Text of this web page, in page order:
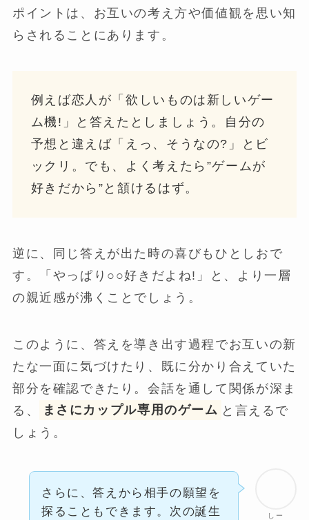
ポイントは、お互いの考え方や価値観を思い知
らされることにあります。
例えば恋人が「欲しいものは新しいゲー
ム機!」と答えたとしましょう。自分の
予想と違えば「えっ、そうなの?」とビ
ックリ。でも、よく考えたら”ゲームが
好きだから”と頷けるはず。
逆に、同じ答えが出た時の喜びもひとしおで
す。「やっぱり○○好きだよね!」と、より一層
の親近感が沸くことでしょう。
このように、答えを導き出す過程でお互いの新
たな一面に気づけたり、既に分かり合えていた
部分を確認できたり。会話を通して関係が深ま
る、
まさにカップル専用のゲーム と言えるで
しょう。
しー
さらに、答えから相手の願望を
探ることもできます。次の誕生